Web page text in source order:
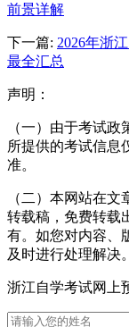
前景详解
下一篇: 2026年浙
最全汇总
声明：
（一）由于考试
所提供的考试信息
准。
（二）本网站在
转载稿，免费转载
有。如您对内容、
及时进行处理解决。
浙江自学考试网上